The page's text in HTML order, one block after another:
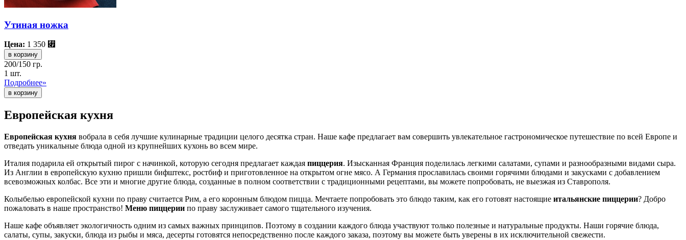
Утиная ножка
Цена: 1 350 ⃏
в корзину
200/150 гр.
1 шт.
Подробнее»
Европейская кухня
Европейская кухня вобрала в себя лучшие кулинарные традиции целого десятка стран. Наше кафе предлагает вам совершить увлекательное гастрономическое путешествие по всей Европе и
отведать уникальные блюда одной из крупнейших кухонь во всем мире.
Италия подарила ей открытый пирог с начинкой, которую сегодня предлагает каждая пиццерия. Изысканная Франция поделилась легкими салатами, супами и разнообразными видами сыра.
Из Англии в европейскую кухню пришли бифштекс, ростбиф и приготовленное на открытом огне мясо. А Германия прославилась своими горячими блюдами и закусками с добавлением
всевозможных колбас. Все эти и многие другие блюда, созданные в полном соответствии с традиционными рецептами, вы можете попробовать, не выезжая из Ставрополя.
Колыбелью европейской кухни по праву считается Рим, а его коронным блюдом пицца. Мечтаете попробовать это блюдо таким, как его готовят настоящие итальянские пиццерии? Добро
пожаловать в наше пространство! Меню пиццерии по праву заслуживает самого тщательного изучения.
Наше кафе объявляет экологичность одним из самых важных принципов. Поэтому в создании каждого блюда участвуют только полезные и натуральные продукты. Наши горячие блюда,
салаты, супы, закуски, блюда из рыбы и мяса, десерты готовятся непосредственно после каждого заказа, поэтому вы можете быть уверены в их исключительной свежести.